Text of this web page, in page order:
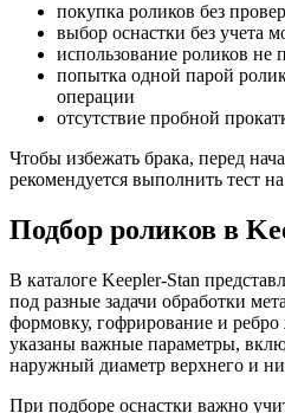
покупка роликов без
выбор оснастки без учета
использование роликов не
попытка одной парой
операции
отсутствие пробной
Чтобы избежать брака, перед
рекомендуется выполнить тест
Подбор роликов в
В каталоге Keepler-Stan
под разные задачи обработки
формовку, гофрирование и ребро
указаны важные параметры,
наружный диаметр верхнего и
При подборе оснастки важно